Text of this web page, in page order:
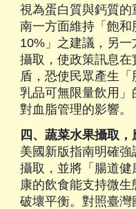
視為蛋白質與鈣質
南一方面維持「飽
10%」之建議，另
攝取，使政策訊息
盾，恐使民眾產生
乳品可無限量飲用
對血脂管理的影響。
四、蔬菜水果攝取
美國新版指南明確
攝取，並將「腸道
康的飲食能支持微
破壞平衡。對照臺